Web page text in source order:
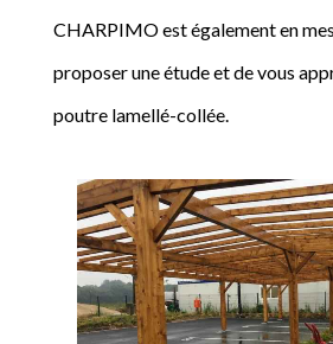
CHARPIMO est également en
proposer une étude et de vous
poutre lamellé-collée.